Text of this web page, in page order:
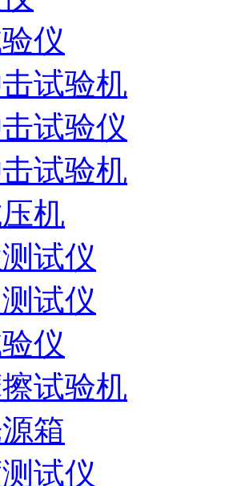
仪
试验机
试验仪
试验机
机
试仪
试仪
仪
试验机
箱
试仪